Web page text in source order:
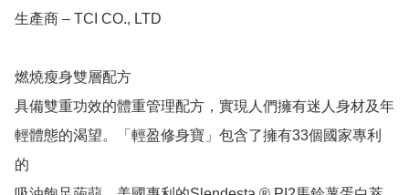
生產商 – TCI CO., LTD
燃燒瘦身雙層配方
具備雙重功效的體重管理配方，實現人們擁有迷人身材及年
輕體態的渴望。「輕盈修身寶」包含了擁有33個國家專利
的